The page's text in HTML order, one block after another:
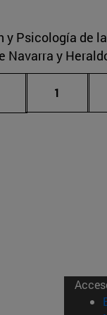
y Psicología de
Navarra y
Página
1